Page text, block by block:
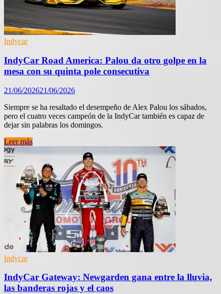
en
un
día
movido
Indycar
IndyCar Road America: Palou da otro golpe en la
mesa con su quinta pole consecutiva
21/06/202621/06/2026
Siempre se ha resaltado el desempeño de Alex Palou los sábados,
pero el cuatro veces campeón de la IndyCar también es capaz de
dejar sin palabras los domingos.
IndyCar
Road
America:
Palou
quinta
pole
consecutiva
Leer más
Indycar
IndyCar Gateway: Newgarden gana entre la lluvia,
las banderas rojas y el caos